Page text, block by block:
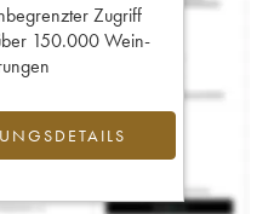
Zugriff
150.000 Wein-